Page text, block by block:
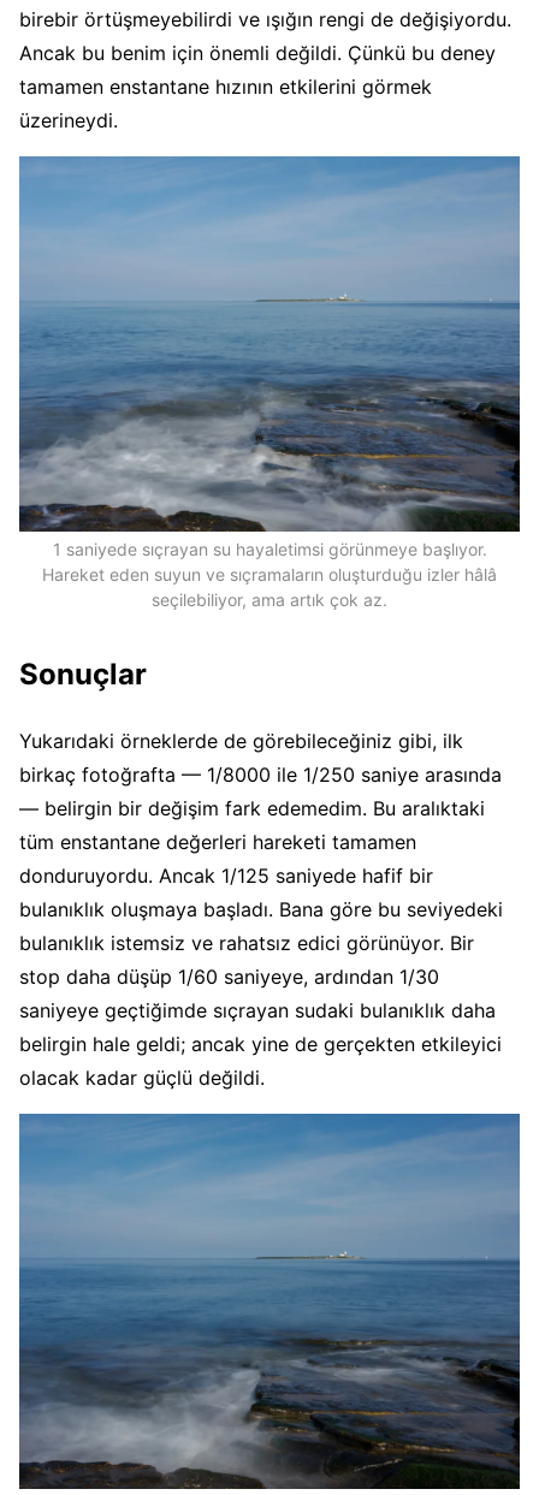
birebir örtüşmeyebilirdi ve ışığın rengi de değişiyordu.
Ancak bu benim için önemli değildi. Çünkü bu deney
tamamen enstantane hızının etkilerini görmek
üzerineydi.
1 saniyede sıçrayan su hayaletimsi görünmeye başlıyor.
Hareket eden suyun ve sıçramaların oluşturduğu izler hâlâ
seçilebiliyor, ama artık çok az.
Sonuçlar
Yukarıdaki örneklerde de görebileceğiniz gibi, ilk
birkaç fotoğrafta — 1/8000 ile 1/250 saniye arasında
— belirgin bir değişim fark edemedim. Bu aralıktaki
tüm enstantane değerleri hareketi tamamen
donduruyordu. Ancak 1/125 saniyede hafif bir
bulanıklık oluşmaya başladı. Bana göre bu seviyedeki
bulanıklık istemsiz ve rahatsız edici görünüyor. Bir
stop daha düşüp 1/60 saniyeye, ardından 1/30
saniyeye geçtiğimde sıçrayan sudaki bulanıklık daha
belirgin hale geldi; ancak yine de gerçekten etkileyici
olacak kadar güçlü değildi.